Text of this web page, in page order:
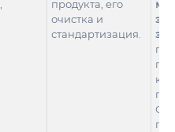
продукта, его
очистка и
стандартизация.